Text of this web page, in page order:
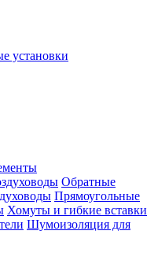
установки
Обратные
Прямоугольные
Хомуты и гибкие вставки
Шумоизоляция для